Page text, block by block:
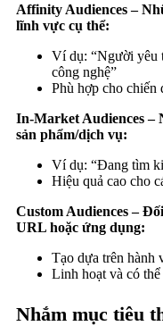
Affinity Audiences –
lĩnh vực cụ thể:
Ví dụ: “Người yêu
công nghệ”
Phù hợp cho chiến
In-Market Audiences –
sản phẩm/dịch vụ:
Ví dụ: “Đang tìm
Hiệu quả cao cho
Custom Audiences –
URL hoặc ứng dụng:
Tạo dựa trên hành
Linh hoạt và có
Nhắm mục tiêu